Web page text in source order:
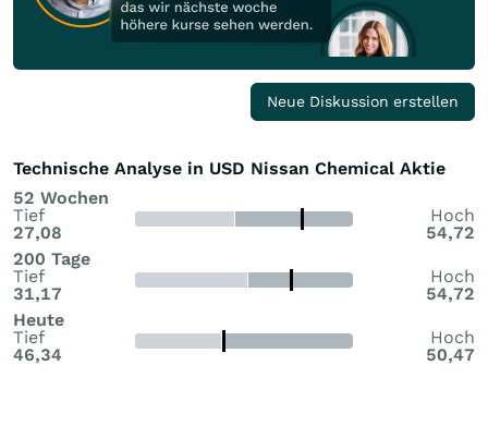
Neue Diskussion erstellen
Technische Analyse in USD Nissan Chemical Aktie
52 Wochen
Tief
27,08
Hoch
54,72
200 Tage
Tief
31,17
Hoch
54,72
Heute
Tief
46,34
Hoch
50,47